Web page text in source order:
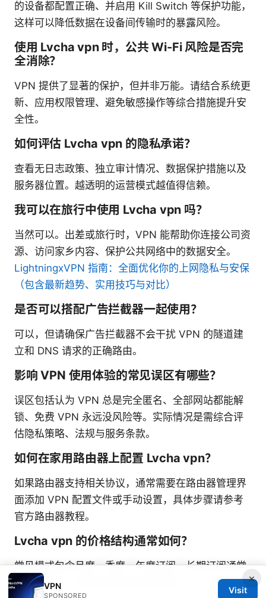
的设备都配置正确、并启用 Kill Switch 等保护功能，
这样可以降低数据在设备间传输时的暴露风险。
使用 Lvcha vpn 时，公共 Wi-Fi 风险是否完
全消除？
VPN 提供了显著的保护，但并非万能。请结合系统更
新、应用权限管理、避免敏感操作等综合措施提升安
全性。
如何评估 Lvcha vpn 的隐私承诺？
查看无日志政策、独立审计情况、数据保护措施以及
服务器位置。越透明的运营模式越值得信赖。
我可以在旅行中使用 Lvcha vpn 吗？
当然可以。出差或旅行时，VPN 能帮助你连接公司资
源、访问家乡内容、保护公共网络中的数据安全。
LightningxVPN 指南：全面优化你的上网隐私与安保
（包含最新趋势、实用技巧与对比）
是否可以搭配广告拦截器一起使用？
可以，但请确保广告拦截器不会干扰 VPN 的隧道建
立和 DNS 请求的正确路由。
影响 VPN 使用体验的常见误区有哪些？
误区包括认为 VPN 总是完全匿名、全部网站都能解
锁、免费 VPN 永远没风险等。实际情况是需综合评
估隐私策略、法规与服务条款。
如何在家用路由器上配置 Lvcha vpn？
如果路由器支持相关协议，通常需要在路由器管理界
面添加 VPN 配置文件或手动设置，具体步骤请参考
官方路由器教程。
Lvcha vpn 的价格结构通常如何？
常见模式包含月度、季度、年度订阅，长期订阅通常
有较大折扣。请留意促销与试用选项。
×
VPN
SPONSORED
Visit